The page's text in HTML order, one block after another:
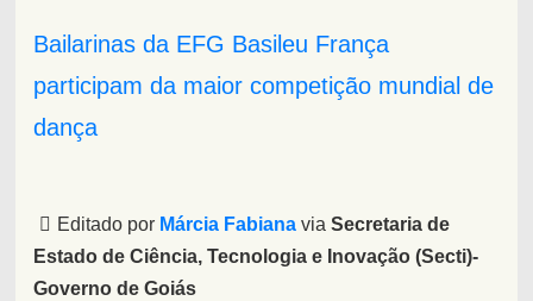
Bailarinas da EFG Basileu França
participam da maior competição mundial de
dança
Editado por Márcia Fabiana viaSecretaria de
Estado de Ciência, Tecnologia e Inovação (Secti)-
Governo de Goiás